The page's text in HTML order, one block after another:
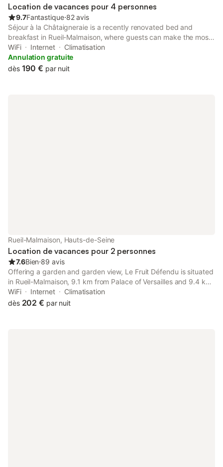
Location de vacances pour 4 personnes
9.7Fantastique⋅82 avis
Séjour à la Châtaigneraie is a recently renovated bed and
breakfast in Rueil-Malmaison, where guests can make the most
of its garden and bar.
WiFi Internet
Climatisation
Annulation gratuite
dès 190 € par nuit
Rueil-Malmaison, Hauts-de-Seine
Location de vacances pour 2 personnes
7.6Bien⋅89 avis
Offering a garden and garden view, Le Fruit Défendu is situated
in Rueil-Malmaison, 9.1 km from Palace of Versailles and 9.4 km
from Gardens of Versailles. There is an in-house restaurant and
free private parking.
WiFi Internet
Climatisation
dès 202 € par nuit